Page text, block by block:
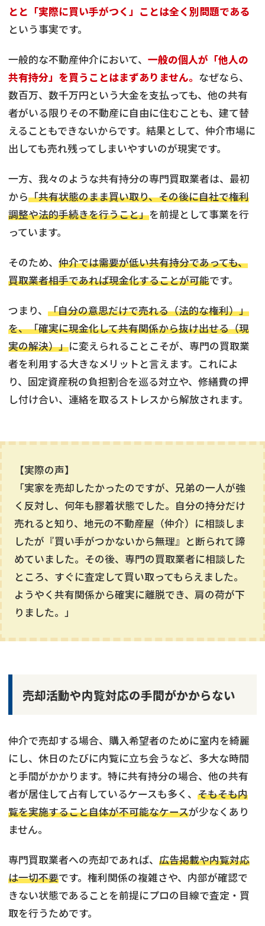
とと「実際に買い手がつく」ことは全く別問題である
という事実です。
一般的な不動産仲介において、 一般の個人が「他人の
共有持分」を買うことはまずありません。 なぜなら、
数百万、数千万円という大金を支払っても、他の共有
者がいる限りその不動産に自由に住むことも、建て替
えることもできないからです。結果として、仲介市場に
出しても売れ残ってしまいやすいのが現実です。
一方、我々のような共有持分の専門買取業者は、最初
から「共有状態のまま買い取り、その後に自社で権利
調整や法的手続きを行うこと」を前提として事業を行
っています。
そのため、 仲介では需要が低い共有持分であっても、
買取業者相手であれば現金化することが可能です。
つまり、 「自分の意思だけで売れる（法的な権利）」
を、「確実に現金化して共有関係から抜け出せる（現
実の解決）」に変えられることこそが、専門の買取業
者を利用する大きなメリットと言えます。これによ
り、固定資産税の負担割合を巡る対立や、修繕費の押
し付け合い、連絡を取るストレスから解放されます。
【実際の声】
「実家を売却したかったのですが、兄弟の一人が強
く反対し、何年も膠着状態でした。自分の持分だけ
売れると知り、地元の不動産屋（仲介）に相談しま
したが『買い手がつかないから無理』と断られて諦
めていました。その後、専門の買取業者に相談した
ところ、すぐに査定して買い取ってもらえました。
ようやく共有関係から確実に離脱でき、肩の荷が下
りました。」
売却活動や内覧対応の手間がかからない
仲介で売却する場合、購入希望者のために室内を綺麗
にし、休日のたびに内覧に立ち会うなど、多大な時間
と手間がかかります。特に共有持分の場合、他の共有
者が居住して占有しているケースも多く、 そもそも内
覧を実施すること自体が不可能なケースが少なくあり
ません。
専門買取業者への売却であれば、 広告掲載や内覧対応
は一切不要です。権利関係の複雑さや、内部が確認で
きない状態であることを前提にプロの目線で査定・買
取を行うためです。